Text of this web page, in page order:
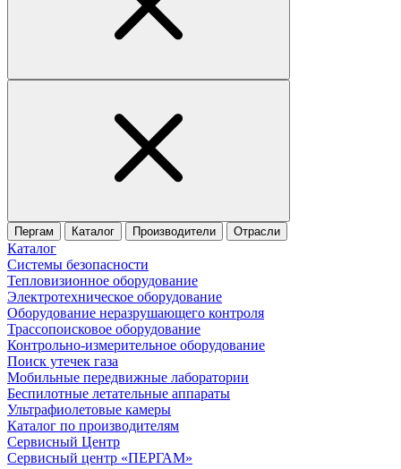
Пергам Каталог Производители Отрасли
Каталог
Системы безопасности
Тепловизионное оборудование
Электротехническое оборудование
Оборудование неразрушающего контроля
Трассопоисковое оборудование
Контрольно-измерительное оборудование
Поиск утечек газа
Мобильные передвижные лаборатории
Беспилотные летательные аппараты
Ультрафиолетовые камеры
Каталог по производителям
Сервисный Центр
Сервисный центр «ПЕРГАМ»